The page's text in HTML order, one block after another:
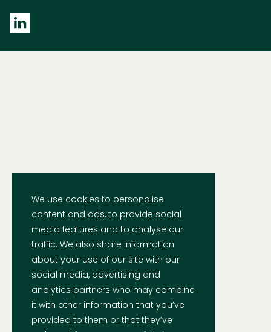
We use cookies to personalise
content and ads, to provide social
media features and to analyse our
traffic. We also share information
about your use of our site with our
social media, advertising and
analytics partners who may combine
it with other information that you’ve
provided to them or that they’ve